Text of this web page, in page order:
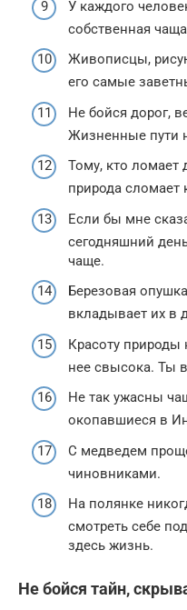
У каждого
собственная
Живописцы,
его самые
Не бойся дорог,
Жизненные пути
Тому, кто ломает
природа сломает
Если бы мне
сегодняшний
чаще.
Березовая
вкладывает их в
Красоту
нее свысока. Ты в
Не так ужасны
окопавшиеся в
С медведем
чиновниками.
На полянке
смотреть себе
здесь жизнь.
Не бойся тайн,